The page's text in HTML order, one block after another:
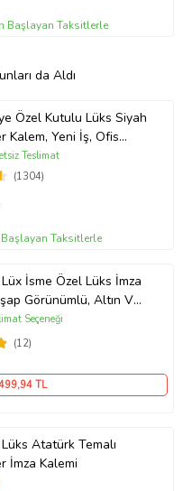
Başlayan Taksitlerle
da Aldı
Özel Kutulu Lüks Siyah
Kalem, Yeni İş, Ofis
Hediye,
Günü
(1304)
Teslimat
Taksitlerle
İsme Özel Lüks İmza
Görünümlü, Altın Ve
İmza Kalemi Orjinal
(12)
Seçeneği
,94 TL
Atatürk Temalı
İmza Kalemi